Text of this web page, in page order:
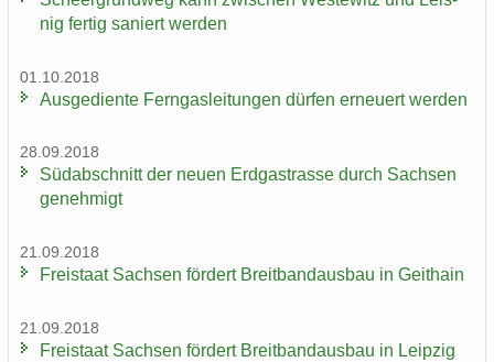
nig fer­tig sa­niert wer­den
01.10.2018
Aus­ge­dien­te Fern­gas­lei­tun­gen dür­fen er­neu­ert wer­den
28.09.2018
Süd­ab­schnitt der neuen Erd­gas­tras­se durch Sach­sen
ge­neh­migt
21.09.2018
Frei­staat Sach­sen för­dert Breit­band­aus­bau in Geit­hain
21.09.2018
Frei­staat Sach­sen för­dert Breit­band­aus­bau in Leip­zig